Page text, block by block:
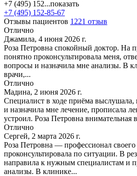
+7 (495) 152...показать
+7 (495) 152-85-67
Отзывы пациентов 1221 отзыв
Отлично
Джамила, 4 июня 2026 г.
Роза Петровна спокойный доктор. На
понятно проконсультировала меня,
вопросы и назначила мне анализы. В
врачи,...
Отлично
Мадина, 2 июня 2026 г.
Специалист в ходе приёма выслушала,
и назначила мне лечение, прописала
устроил. Роза Петровна внимательная
Отлично
Сергей, 2 марта 2026 г.
Роза Петровна — профессионал
проконсультировала по ситуации. В
направила к нужным специалистам и
анализы. В клинике...